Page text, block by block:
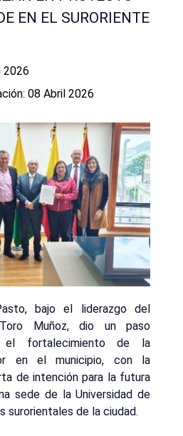
EN EL SURORIENTE
2026
08 Abril 2026
bajo el liderazgo del
Muñoz, dio un paso
el fortalecimiento de la
en el municipio, con la
de intención para la futura
sede de la Universidad de
surorientales de la ciudad.